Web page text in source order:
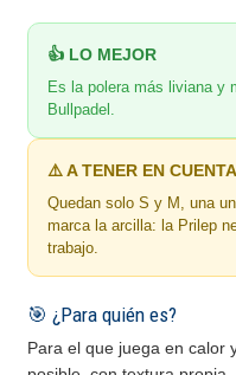
👍 LO MEJOR
Es la polera más liviana y
Bullpadel.
⚠️ A TENER EN CUENTA
Quedan solo S y M, una
marca la arcilla: la Prilep
trabajo.
🎯 ¿Para quién es?
Para el que juega en calor